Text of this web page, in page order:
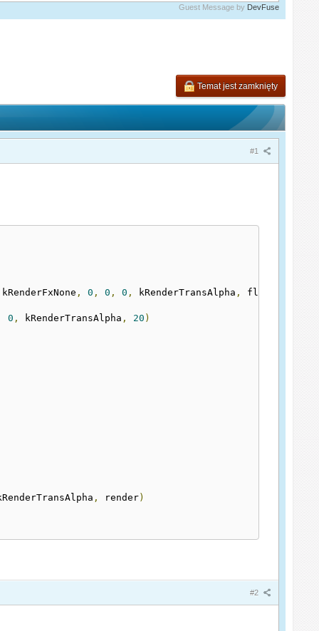
Guest Message by DevFuse
Temat jest zamknięty
#1
, 0 , 0 , 0 , kRenderTransAlpha , floatround
0 , kRenderTransAlpha , 20 )
, render)
#2